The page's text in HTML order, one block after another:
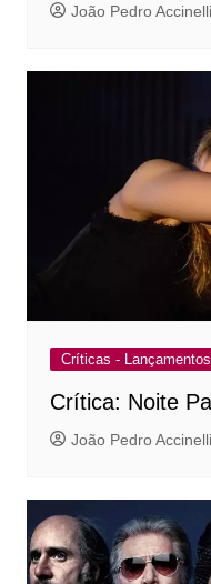
João Pedro Accinelli
Críticas - Lançamentos
Crítica: Noite
João Pedro Accinelli